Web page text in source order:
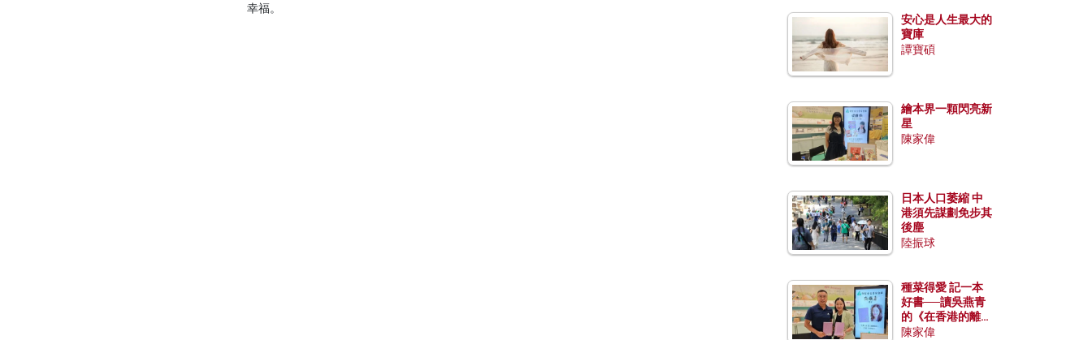
幸福。
安心是人生最大的
寶庫
譚寶碩
繪本界一顆閃亮新
星
陳家偉
日本人口萎縮 中
港須先謀劃免步其
後塵
陸振球
種菜得愛 記一本
好書──讀吳燕青
的《在香港的離島
種菜》
陳家偉